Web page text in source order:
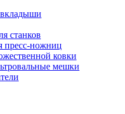
станков
пресс-ножниц
ковки
мешки